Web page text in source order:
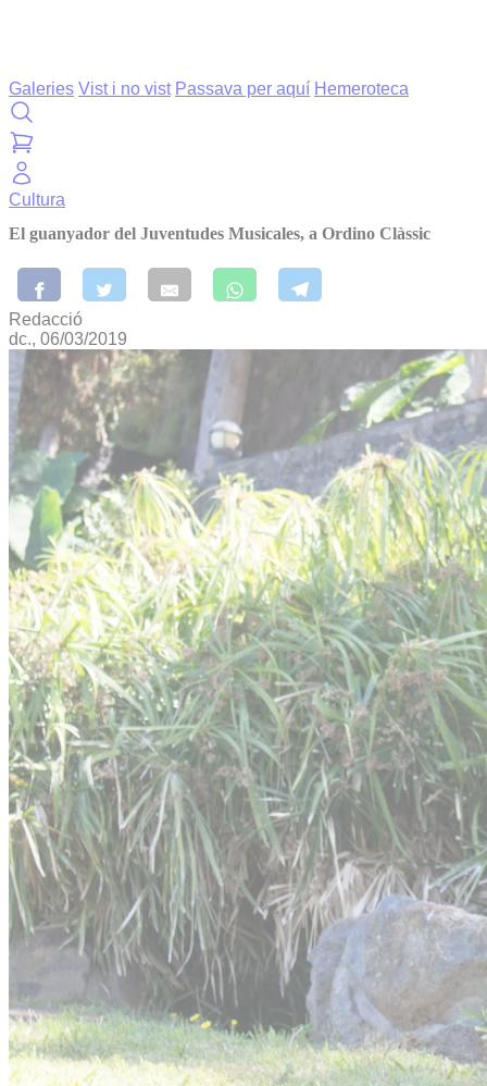
Galeries Vist i no vist Passava per aquí Hemeroteca
Cultura
El guanyador del Juventudes Musicales, a Ordino Clàssic
Redacció
dc., 06/03/2019